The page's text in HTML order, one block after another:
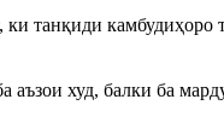
танқиди камбудиҳоро
худ, балки ба